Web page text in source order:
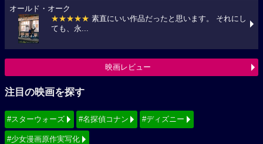
オールド・オーク
★★★★★ 素直にいい作品だったと思います。 それにし
ても、永...
映画レビュー
注目の映画を探す
#スターウォーズ #名探偵コナン #ディズニー
#少女漫画原作実写化